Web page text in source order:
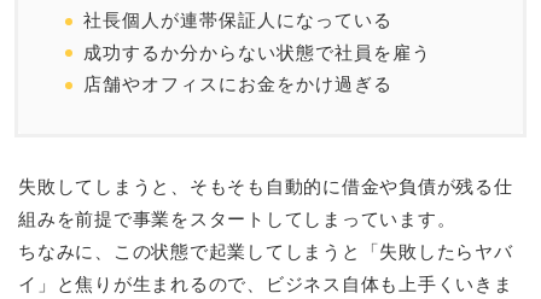
社長個人が連帯保証人になっている
成功するか分からない状態で社員を雇う
店舗やオフィスにお金をかけ過ぎる
失敗してしまうと、そもそも自動的に借金や負債が残る仕
組みを前提で事業をスタートしてしまっています。
ちなみに、この状態で起業してしまうと「失敗したらヤバ
イ」と焦りが生まれるので、ビジネス自体も上手くいきま